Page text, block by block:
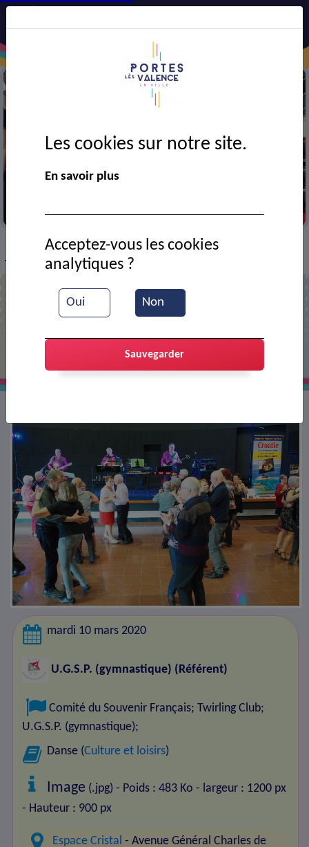
> VIE MUNICIPALE > Ressources documentaires
Thé dansant
mardi 10 mars 2020
U.G.S.P. (gymnastique) (Référent)
Comité du Souvenir Français; Twirling Club;
U.G.S.P. (gymnastique);
Danse (Culture et loisirs)
Image (.jpg) - Poids : 483 Ko - largeur : 1200 px
- Hauteur : 900 px
Espace Cristal - Avenue Général Charles de
Les cookies sur notre site.
En savoir plus
Oui Non
Acceptez-vous les cookies
analytiques ?
Sauvegarder